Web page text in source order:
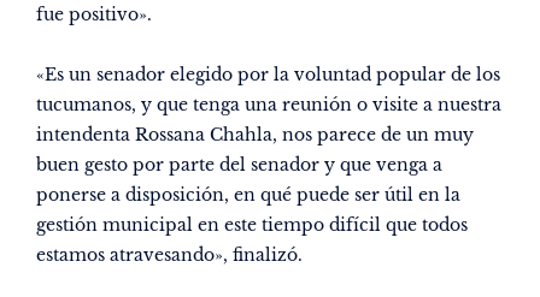
fue positivo».
«Es un senador elegido por la voluntad popular de los
tucumanos, y que tenga una reunión o visite a nuestra
intendenta Rossana Chahla, nos parece de un muy
buen gesto por parte del senador y que venga a
ponerse a disposición, en qué puede ser útil en la
gestión municipal en este tiempo difícil que todos
estamos atravesando», finalizó.